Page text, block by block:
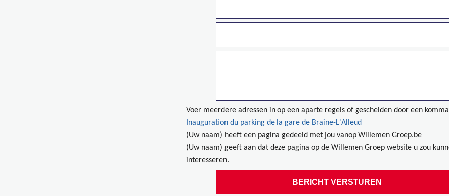
Voer meerdere adressen in op een aparte regels of gescheiden door een
Inauguration du parking de la gare de Braine-L'Alleud
(Uw naam) heeft een pagina gedeeld met jou vanop Willemen Groep.be
(Uw naam) geeft aan dat deze pagina op de Willemen Groep website u zou
interesseren.